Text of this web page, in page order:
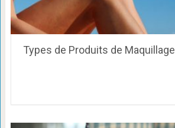
Types de Produits de Maquillage